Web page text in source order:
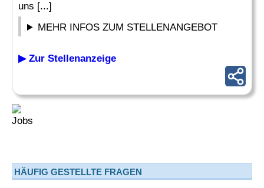
uns [...]
MEHR INFOS ZUM STELLENANGEBOT
▶ Zur Stellenanzeige
HÄUFIG GESTELLTE FRAGEN